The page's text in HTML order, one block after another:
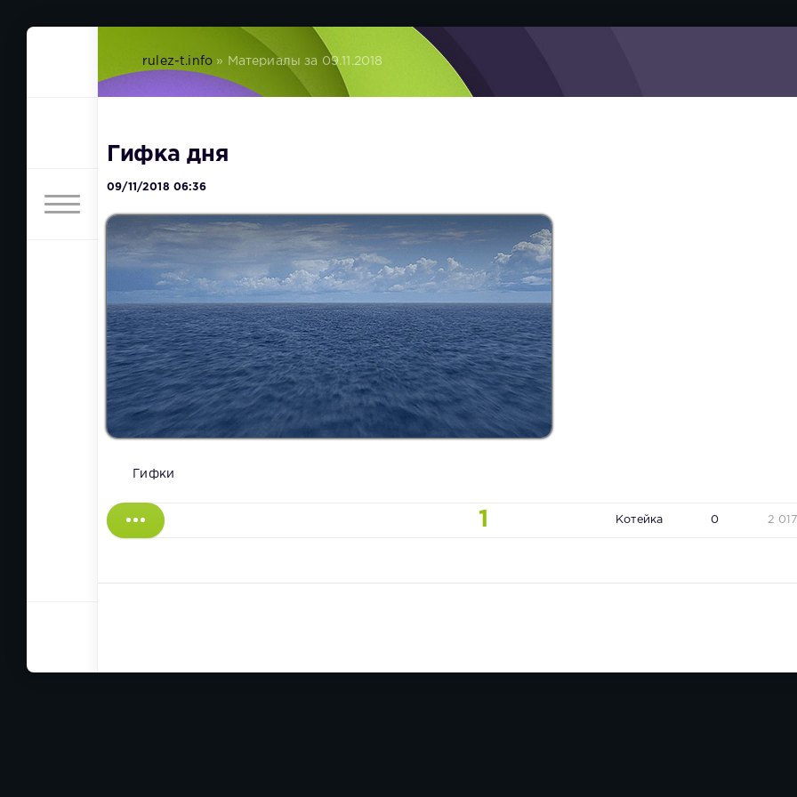
rulez-t.info » Материалы за 09.11.2018
Гифка дня
09/11/2018 06:36
Гифки
1 Котейка 0 2